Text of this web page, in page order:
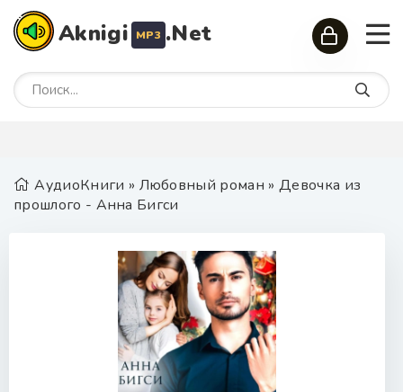
Aknigi MP3 .Net
АудиоКниги » Любовный роман » Девочка из
прошлого - Анна Бигси